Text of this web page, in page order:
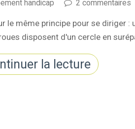
handicap 2 commentaires
même principe pour se diriger :
disposent d'un cercle en
la lecture